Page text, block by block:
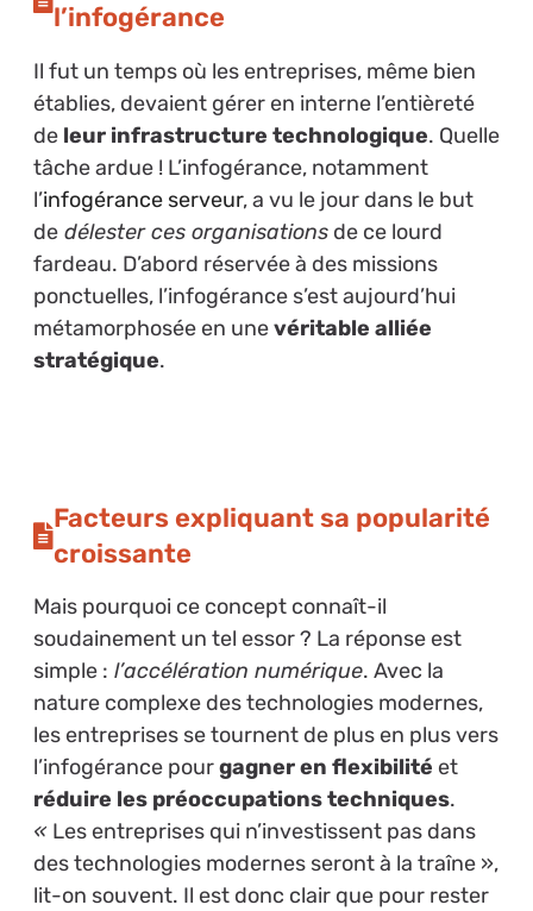
l’infogérance
Il fut un temps où les entreprises, même bien
établies, devaient gérer en interne l’entièreté
de leur infrastructure technologique. Quelle
tâche ardue ! L’infogérance, notamment
l’infogérance serveur, a vu le jour dans le but
dedélester ces organisationsde ce lourd
fardeau. D’abord réservée à des missions
ponctuelles, l’infogérance s’est aujourd’hui
métamorphosée en unevéritable alliée
stratégique.
Facteurs expliquant sa popularité
croissante
Mais pourquoi ce concept connaît-il
soudainement un tel essor ? La réponse est
simple : l’accélération numérique. Avec la
nature complexe des technologies modernes,
les entreprises se tournent de plus en plus vers
l’infogérance pourgagner en flexibilité et
réduire les préoccupations techniques.
« Les entreprises qui n’investissent pas dans
des technologies modernes seront à la traîne »,
lit-on souvent. Il est donc clair que pour rester